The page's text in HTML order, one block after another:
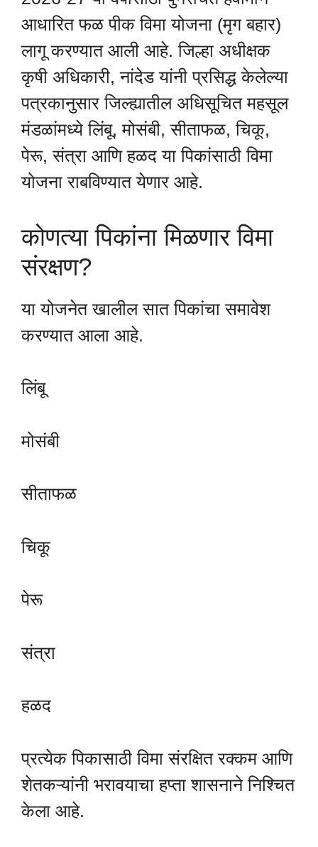
आधारित फळ पीक विमा योजना (मृग बहार)
लागू करण्यात आली आहे. जिल्हा अधीक्षक
कृषी अधिकारी, नांदेड यांनी प्रसिद्ध केलेल्या
पत्रकानुसार जिल्ह्यातील अधिसूचित महसूल
मंडळांमध्ये लिंबू, मोसंबी, सीताफळ, चिकू,
पेरू, संत्रा आणि हळद या पिकांसाठी विमा
योजना राबविण्यात येणार आहे.
कोणत्या पिकांना मिळणार विमा
संरक्षण?
या योजनेत खालील सात पिकांचा समावेश
करण्यात आला आहे.
लिंबू
मोसंबी
सीताफळ
चिकू
पेरू
संत्रा
हळद
प्रत्येक पिकासाठी विमा संरक्षित रक्कम आणि
शेतकऱ्यांनी भरावयाचा हप्ता शासनाने निश्चित
केला आहे.